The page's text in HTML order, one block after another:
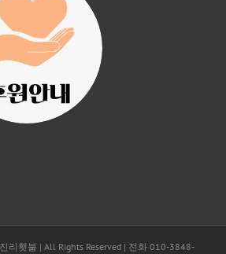
횃불 사역은
분의 후원으
루어집니다.
리횃불 | All Rights Reserved | 전화 010-3848-